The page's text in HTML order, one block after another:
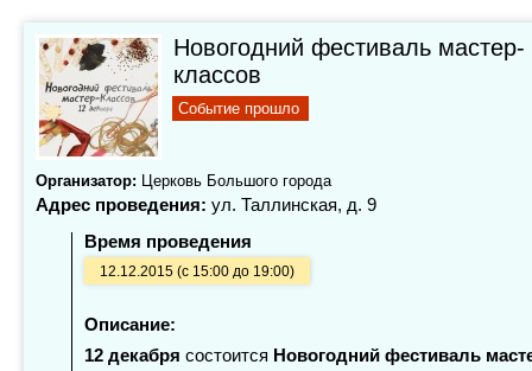
Новогодний фестиваль мастер-
классов
Событие прошло
Организатор: Церковь Большого города
Адрес проведения: ул. Таллинская, д. 9
Время проведения
12.12.2015 (с 15:00 до 19:00)
Описание:
12 декабря состоится Новогодний фестиваль